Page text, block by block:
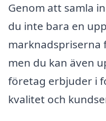
Genom att samla
du inte bara en
men du kan även
företag erbjuder i
kvalitet och